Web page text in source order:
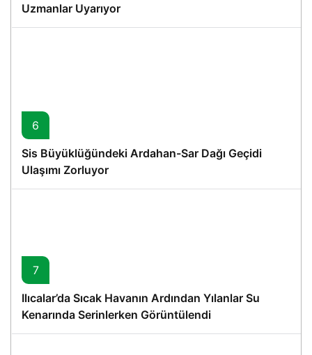
Uzmanlar Uyarıyor
6
Sis Büyüklüğündeki Ardahan-Sar Dağı Geçidi
Ulaşımı Zorluyor
7
Ilıcalar’da Sıcak Havanın Ardından Yılanlar Su
Kenarında Serinlerken Görüntülendi